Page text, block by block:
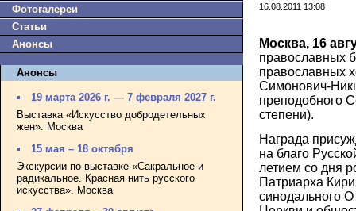
Фотогалереи
Статьи
Анонсы
Анонсы
19 марта 2026 г. — 7 февраля 2027 г.
Выставка «Искусство добродетельных
жен». Москва
15 мая – 18 октября
Экскурсии по выставке «Сакральное и
радикальное. Красная нить русского
искусства». Москва
16.08.2011 13:08
Москва, 16
православных
православных
Симонович-
преподобного
степени).
Награда
на благо
летием со дня
Патриарха
синодального